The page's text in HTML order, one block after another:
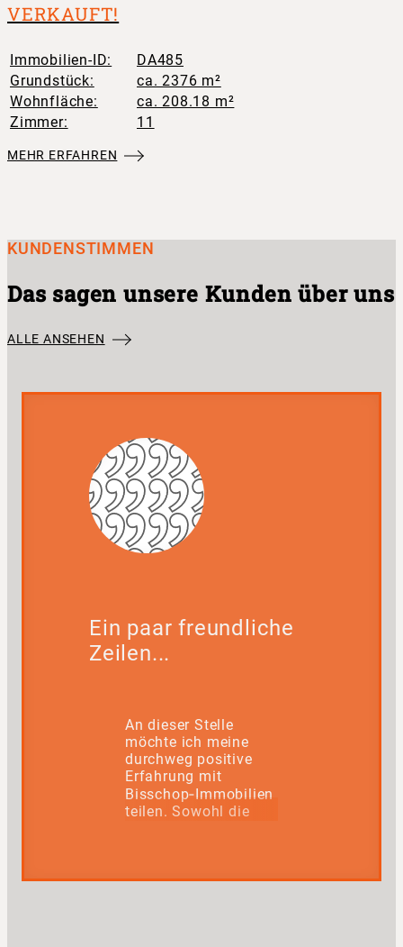
VERKAUFT!
Immobilien-ID:
DA485
Grundstück:
ca. 2376 m²
Wohnfläche:
ca. 208.18 m²
Zimmer:
11
MEHR ERFAHREN
KUNDENSTIMMEN
Das sagen unsere Kunden über uns
ALLE ANSEHEN
Ein paar freundliche
Zeilen...
An dieser Stelle
möchte ich meine
durchweg positive
Erfahrung mit
Bisschop‑Immobilien
teilen. Sowohl die
einem großen Maß